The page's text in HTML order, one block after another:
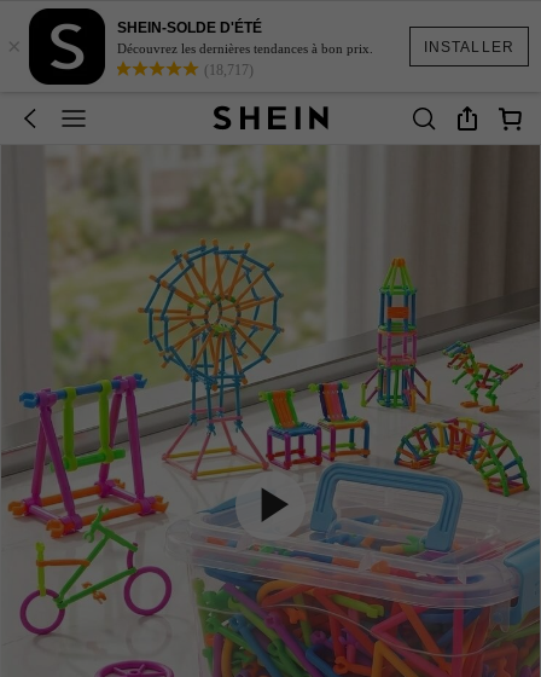
INSTALLER
×
SHEIN-SOLDE D'ÉTÉ
Découvrez les dernières tendances à bon prix.
(18,717)